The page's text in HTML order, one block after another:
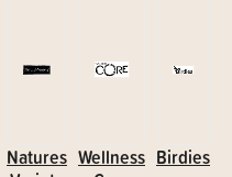
Natures Wellness Birdies